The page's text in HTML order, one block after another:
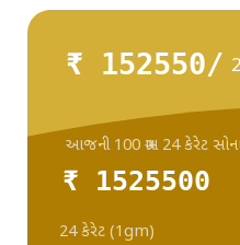
₹ 152550/
₹ 1525500
24 કેરેટ (1gm)
આજની 100 ગ્રામ 24 કેરેટ